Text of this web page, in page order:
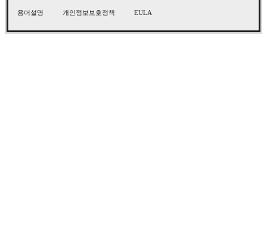
용어설명 개인정보보호정책 EULA